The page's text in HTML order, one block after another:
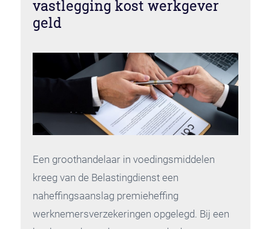
vastlegging kost werkgever
geld
Een groothandelaar in voedingsmiddelen
kreeg van de Belastingdienst een
naheffingsaanslag premieheffing
werknemersverzekeringen opgelegd. Bij een